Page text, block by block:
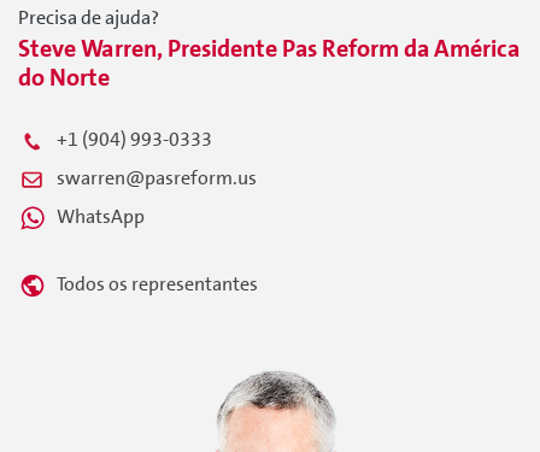
Precisa de ajuda?
Steve Warren, Presidente Pas Reform da América
do Norte
+1 (904) 993-0333
swarren@pasreform.us
WhatsApp
Todos os representantes